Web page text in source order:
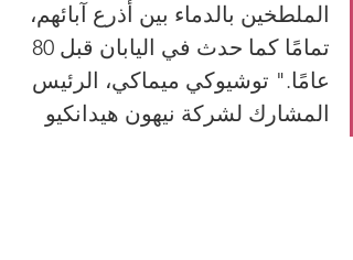
الملطخين بالدماء بين أذرع آبائهم،
عامًا." توشيوكي ميماكي، الرئيس
المشارك لشركة نيهون هيدانكيو